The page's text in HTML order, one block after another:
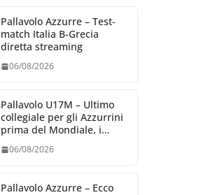
Pallavolo Azzurre – Test-
match Italia B-Grecia
diretta streaming
06/08/2026
Pallavolo U17M – Ultimo
collegiale per gli Azzurrini
prima del Mondiale, i
06/08/2026
Pallavolo Azzurre – Ecco